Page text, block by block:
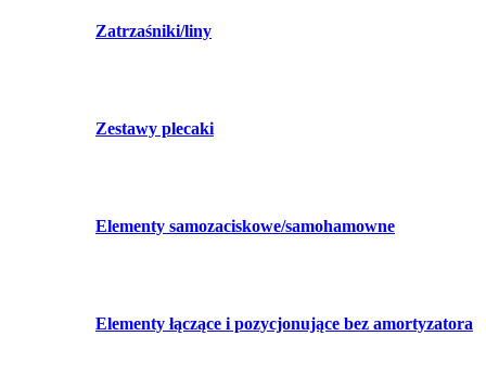
Zatrzaśniki/liny
Zestawy plecaki
Elementy samozaciskowe/samohamowne
Elementy łączące i pozycjonujące bez amortyzatora